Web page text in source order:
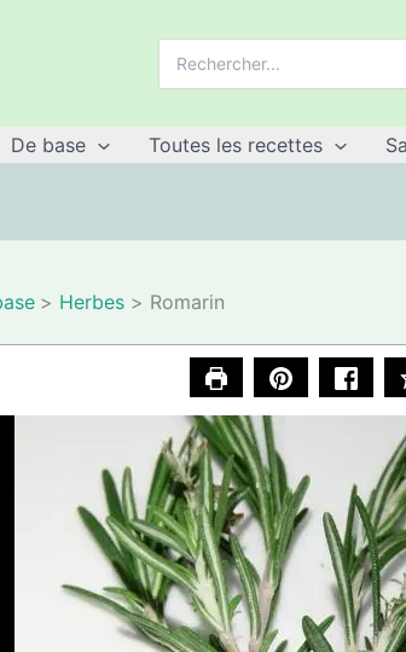
de
De base Toutes les recettes
Herbes Romarin